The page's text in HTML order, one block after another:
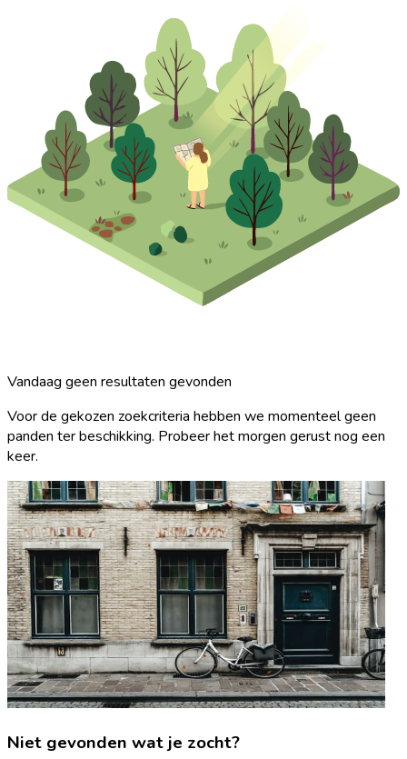
Vandaag geen resultaten gevonden
Voor de gekozen zoekcriteria hebben we momenteel geen
panden ter beschikking. Probeer het morgen gerust nog een
keer.
Niet gevonden wat je zocht?